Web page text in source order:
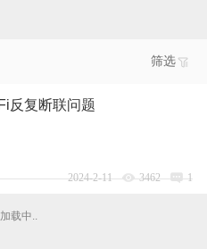
筛选
反复断联问题
2024-2-11 3462 1
加载中..